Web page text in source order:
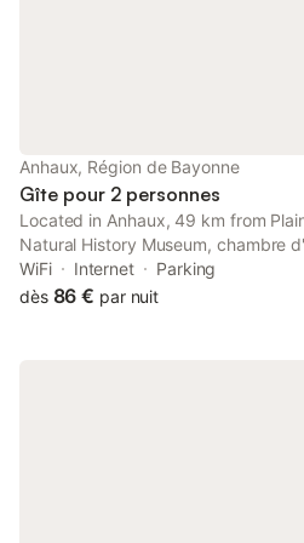
Anhaux, Région de Bayonne
Gîte pour 2 personnes
Located in Anhaux, 49 km from
Natural History Museum, chambre
accommodation with a garden and
WiFi Internet
Parking
dès 86 € par nuit